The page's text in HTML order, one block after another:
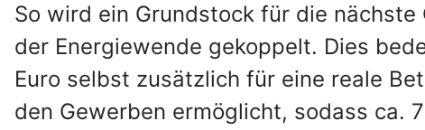
So wird ein Grundstock für die
der Energiewende gekoppelt. Dies
Euro selbst zusätzlich für eine reale
den Gewerben ermöglicht, sodass ca.